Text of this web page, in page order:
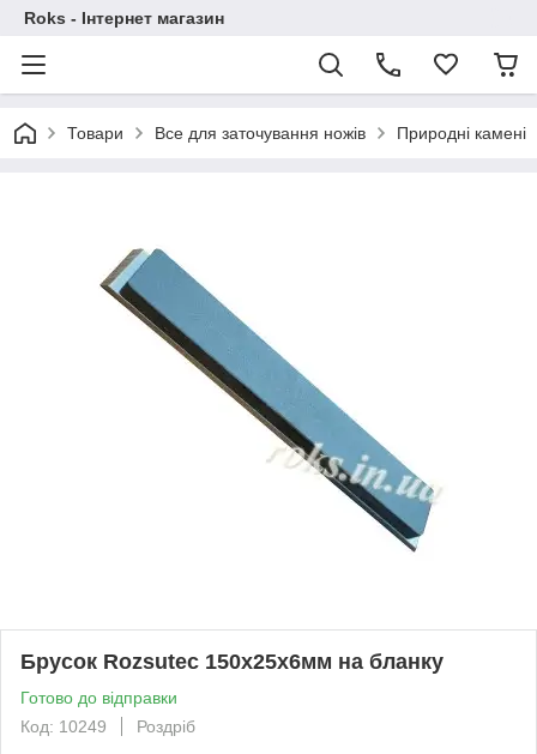
Roks - Інтернет магазин
Товари Все для заточування ножів Природні камені
Брусок Rozsutec 150х25х6мм на бланку
Готово до відправки
Код: 10249
Роздріб